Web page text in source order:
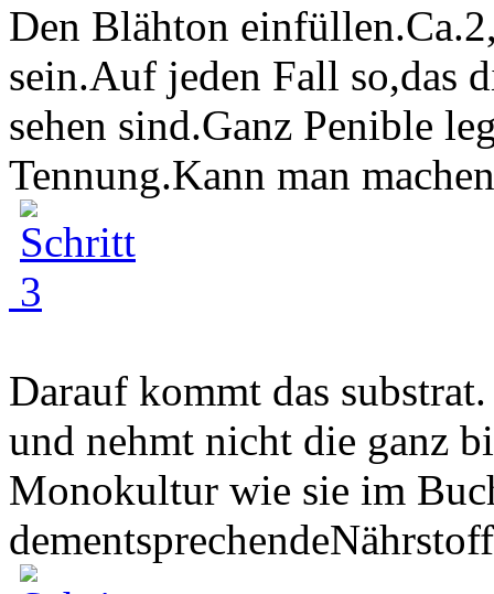
Den Blähton
sein.Auf jeden Fall so,das
sehen sind.Ganz Penible
Tennung.Kann man
Darauf kommt das
und nehmt nicht die ganz
Monokultur wie sie im